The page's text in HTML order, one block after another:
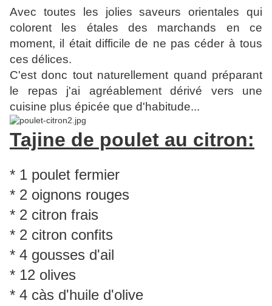
Avec toutes les jolies saveurs orientales qui
colorent les étales des marchands en ce
moment, il était difficile de ne pas céder à tous
ces délices.
C'est donc tout naturellement quand préparant
le repas j'ai agréablement dérivé vers une
cuisine plus épicée que d'habitude...
Tajine de poulet au citron:
* 1 poulet fermier
* 2 oignons rouges
* 2 citron frais
* 2 citron confits
* 4 gousses d'ail
* 12 olives
* 4 càs d'huile d'olive